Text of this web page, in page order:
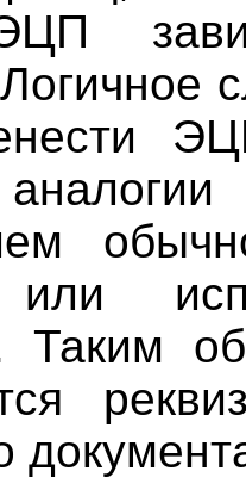
или
Таким